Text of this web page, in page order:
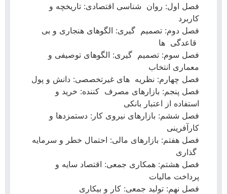
فصل اول: روان شناسی اقتصادی: تاریخچه و
کاربرد
فصل دوم: تصمیم گیری: الگوهای هنجاری و بی
قاعدگی ها
فصل سوم: تصمیم گیری: الگوهای توصیفی و
معماری انتخاب
فصل چهارم: نظریه های غیرتخصصی: دانش و پول
فصل پنجم: بازارهای مصرف کننده: خرید و
استفاده از اعتبار بانکی
فصل ششم: بازارهای نیروی کار: دستمزدها و
کارآفرینی
فصل هفتم: بازارهای مالی: احتمال خطر و سرمایه
گذاری
فصل هشتم: همکاری جمعی: اقتصاد سایه و
پرداخت مالیات
فصل نهم: تولید جمعی: کار و بیکاری